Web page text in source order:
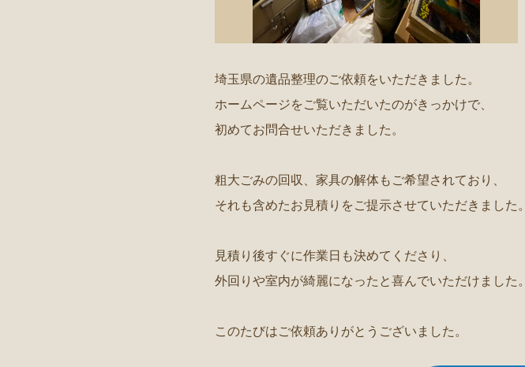
埼玉県の遺品整理のご依頼をいただきました。
ホームページをご覧いただいたのがきっかけで、
初めてお問合せいただきました。
粗大ごみの回収、家具の解体もご希望されており、
それも含めたお見積りをご提示させていただきました。
見積り後すぐに作業日も決めてくださり、
外回りや室内が綺麗になったと喜んでいただけました。
このたびはご依頼ありがとうございました。